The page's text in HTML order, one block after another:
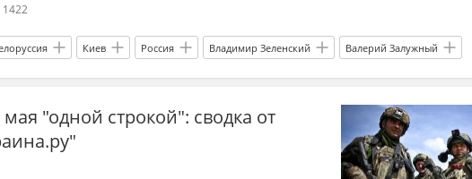
1422
Киев Россия Владимир Зеленский Валерий Залужный
Офис президента Вооруженные силы Украины Совбез
Украина.ру
"одной строкой": сводка от